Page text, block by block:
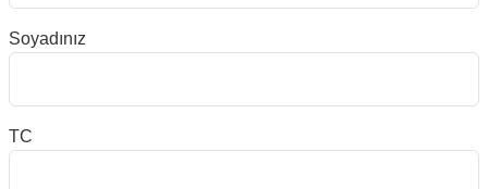
Soyadınız
TC